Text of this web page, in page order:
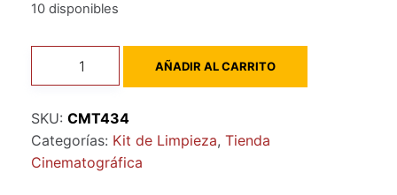
10 disponibles
Nopnog
cantidad
AÑADIR AL CARRITO
SKU: CMT434
Categorías: Kit de Limpieza, Tienda
Cinematográfica